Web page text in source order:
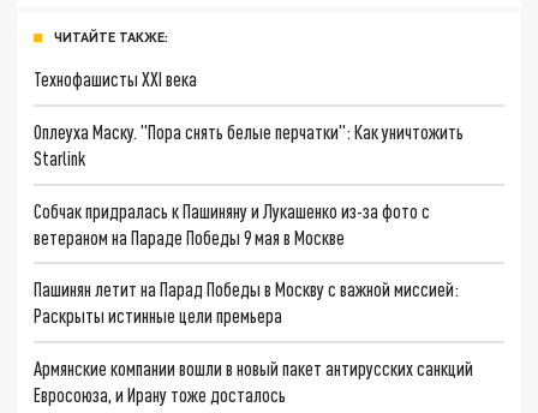
ЧИТАЙТЕ ТАКЖЕ:
Технофашисты XXI века
Оплеуха Маску. "Пора снять белые перчатки": Как уничтожить
Starlink
Собчак придралась к Пашиняну и Лукашенко из-за фото с
ветераном на Параде Победы 9 мая в Москве
Пашинян летит на Парад Победы в Москву с важной миссией:
Раскрыты истинные цели премьера
Армянские компании вошли в новый пакет антирусских санкций
Евросоюза, и Ирану тоже досталось